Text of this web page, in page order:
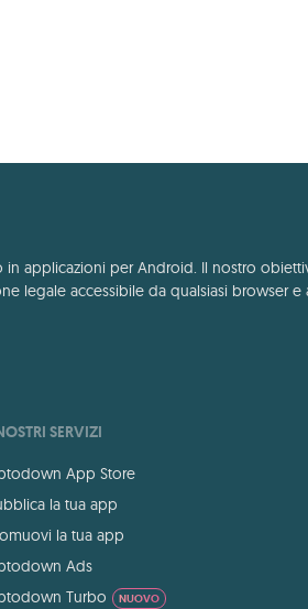
applicazioni per Android. Il nostro
legale accessibile da qualsiasi browser
SERVIZI
App Store
la tua app
la tua app
Ads
Turbo
NUOVO